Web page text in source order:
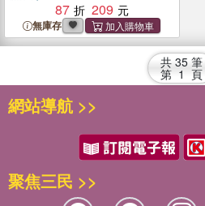
87
209
無庫存
共 35 筆
第 1 頁
網站導航 >>
聚焦三民 >>